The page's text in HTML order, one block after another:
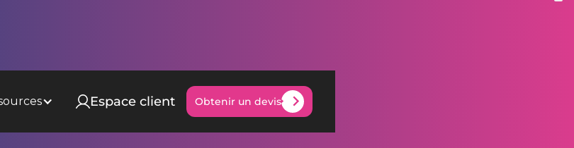
Espace client
Obtenir un devis
Obtenir un devis